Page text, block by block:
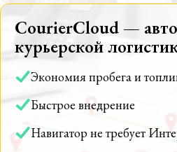
CourierCloud —
курьерской
Экономия пробега и
Быстрое внедрение
Навигатор не требует